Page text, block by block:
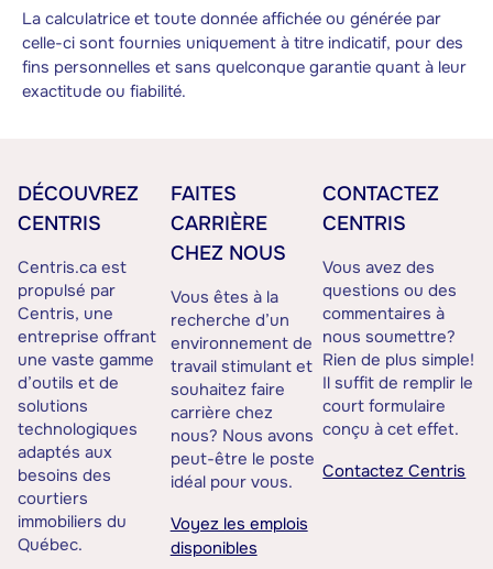
La calculatrice et toute donnée affichée ou générée par
celle-ci sont fournies uniquement à titre indicatif, pour des
fins personnelles et sans quelconque garantie quant à leur
exactitude ou fiabilité.
DÉCOUVREZ
CENTRIS
Centris.ca est
propulsé par
Centris, une
entreprise offrant
une vaste gamme
d’outils et de
solutions
technologiques
adaptés aux
besoins des
courtiers
immobiliers du
Québec.
FAITES
CARRIÈRE
CHEZ NOUS
Vous êtes à la
recherche d’un
environnement de
travail stimulant et
souhaitez faire
carrière chez
nous? Nous avons
peut-être le poste
idéal pour vous.
Voyez les emplois
disponibles
CONTACTEZ
CENTRIS
Vous avez des
questions ou des
commentaires à
nous soumettre?
Rien de plus simple!
Il suffit de remplir le
court formulaire
conçu à cet effet.
Contactez Centris